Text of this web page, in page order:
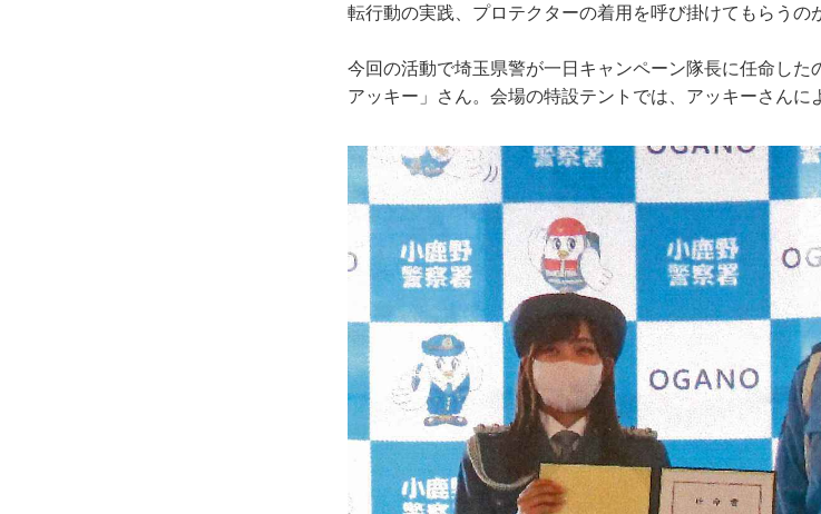
転行動の実践、プロテクターの着用を呼び掛けてもらうの
今回の活動で埼玉県警が一日キャンペーン隊長に任命し
アッキー」さん。会場の特設テントでは、アッキーさんに